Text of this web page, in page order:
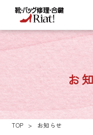
お
TOP > お知らせ